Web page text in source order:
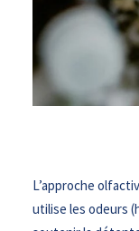
L’approche
utilise les odeurs